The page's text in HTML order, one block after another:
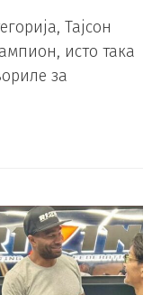
Тајсон
исто така
за